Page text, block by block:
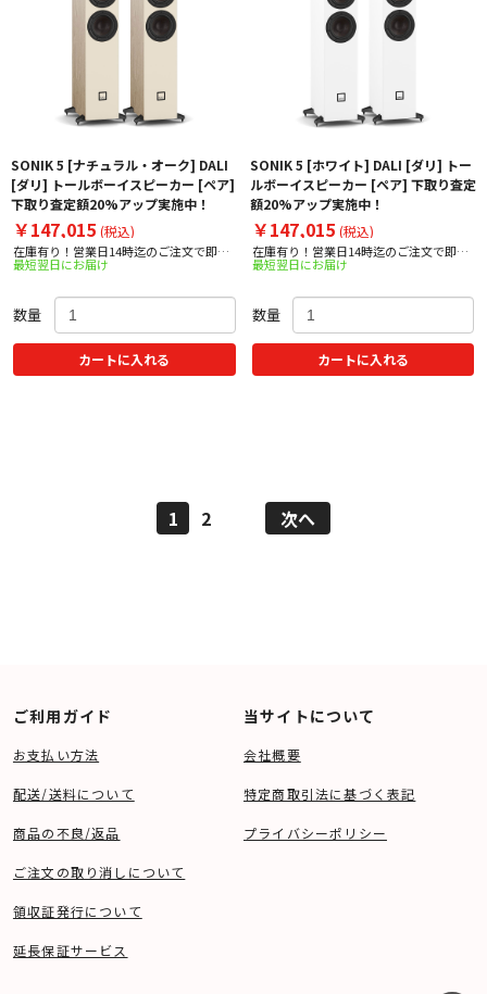
SONIK 5 [ナチュラル・オーク] DALI
[ダリ] トールボーイスピーカー [ペア]
下取り査定額20%アップ実施中！
￥147,015 (税込)
在庫有り！営業日14時迄のご注文で即日
出荷！
最短翌日にお届け
数量
カートに入れる
SONIK 5 [ホワイト] DALI [ダリ] トー
ルボーイスピーカー [ペア] 下取り査定
額20%アップ実施中！
￥147,015 (税込)
在庫有り！営業日14時迄のご注文で即日
出荷！
最短翌日にお届け
数量
カートに入れる
1 2 次へ
ご利用ガイド
お支払い方法
配送/送料について
商品の不良/返品
ご注文の取り消しについて
領収証発行について
延長保証サービス
当サイトについて
会社概要
特定商取引法に基づく表記
プライバシーポリシー